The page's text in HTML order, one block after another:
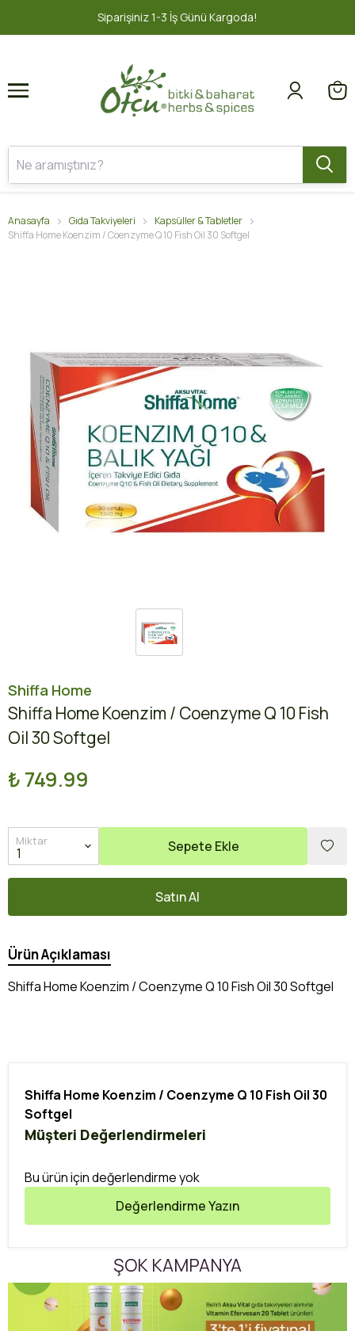
İş Günü Kargoda! 1 2
Anasayfa Gıda Takviyeleri
Kapsüller & Tabletler
Shiffa Home Koenzim / Coenzyme Q 10 Fish Oil 30 Softgel
Shiffa Home
Shiffa Home Koenzim / Coenzyme Q 10 Fish
Oil 30 Softgel
₺ 749.99
Miktar Sepete Ekle
Satın Al
Ürün Açıklaması
Shiffa Home Koenzim / Coenzyme Q 10 Fish Oil 30 Softgel
Shiffa Home Koenzim / Coenzyme Q 10 Fish Oil 30
Softgel
Müşteri Değerlendirmeleri
Bu ürün için değerlendirme yok
Değerlendirme Yazın
ŞOK KAMPANYA